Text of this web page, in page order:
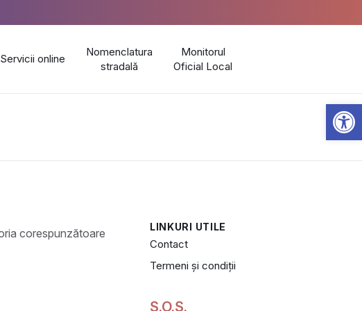
Servicii online
Nomenclatura
stradală
Monitorul
Oficial Local
LINKURI UTILE
Contact
Termeni și condiții
S.O.S.